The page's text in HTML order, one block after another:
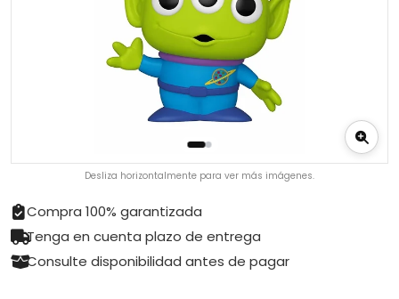
Desliza horizontalmente para ver más imágenes.
Compra 100% garantizada
Tenga en cuenta plazo de entrega
Consulte disponibilidad antes de pagar